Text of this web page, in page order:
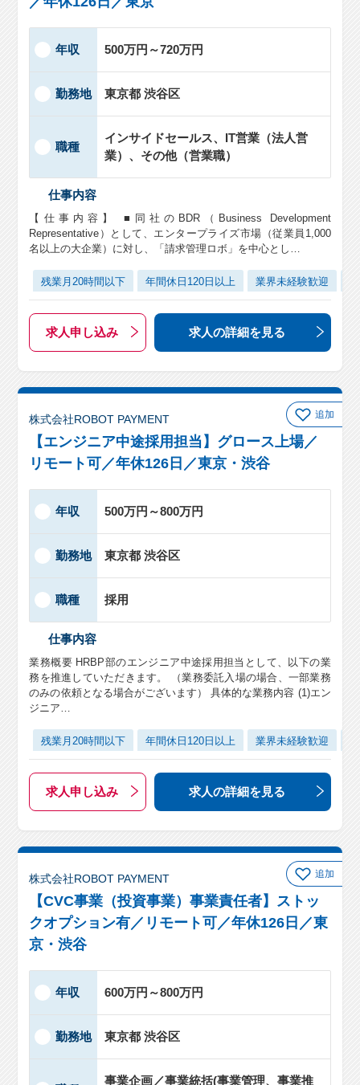
年収 500万円～720万円
勤務地 東京都 渋谷区
職種
インサイドセールス、IT営業（法人営
業）、その他（営業職）
仕事内容
【仕事内容】 ■同社のBDR（Business Development
Representative）として、エンタープライズ市場（従業員1,000
名以上の大企業）に対し、「請求管理ロボ」を中心とし…
残業月20時間以下 年間休日120日以上 業界未経験歓迎
求人申し込み 求人の詳細を見る
追加
株式会社ROBOT PAYMENT
【エンジニア中途採用担当】グロース上場／
リモート可／年休126日／東京・渋谷
年収 500万円～800万円
勤務地 東京都 渋谷区
職種 採用
仕事内容
業務概要 HRBP部のエンジニア中途採用担当として、以下の業
務を推進していただきます。 （業務委託入場の場合、一部業務
のみの依頼となる場合がございます） 具体的な業務内容 (1)エン
ジニア…
残業月20時間以下 年間休日120日以上 業界未経験歓迎
求人申し込み 求人の詳細を見る
追加
株式会社ROBOT PAYMENT
【CVC事業（投資事業）事業責任者】ストッ
クオプション有／リモート可／年休126日／東
京・渋谷
年収 600万円～800万円
勤務地 東京都 渋谷区
事業企画／事業統括(事業管理、事業推